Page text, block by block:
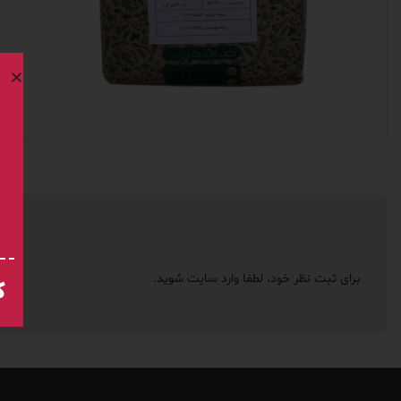
برای ثبت نظر خود، لطفا وارد سایت شوید.